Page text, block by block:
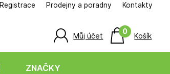
Registrace Prodejny a poradny Kontakty
Můj účet
Košík
0
ZNAČKY